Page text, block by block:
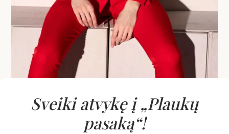
Sveiki atvykę į „Plaukų
pasaką“!